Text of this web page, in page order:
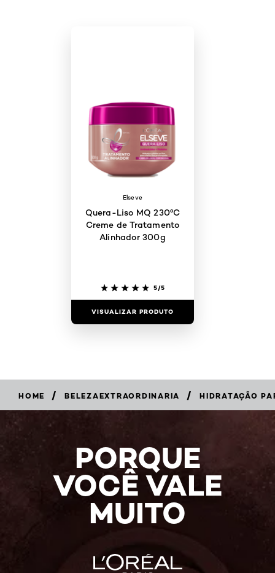
Elseve
Quera-Liso MQ 230ºC
Creme de Tratamento
Alinhador 300g
5/5
VISUALIZAR PRODUTO
HOME / BELEZAEXTRAORDINARIA / HIDRATAÇÃO
PORQUE
VOCÊ VALE
MUITO